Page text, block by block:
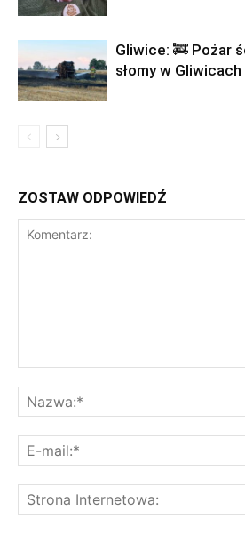
Gliwice: 🚒 Pożar
słomy w Gliwicach
ZOSTAW ODPOWIEDŹ